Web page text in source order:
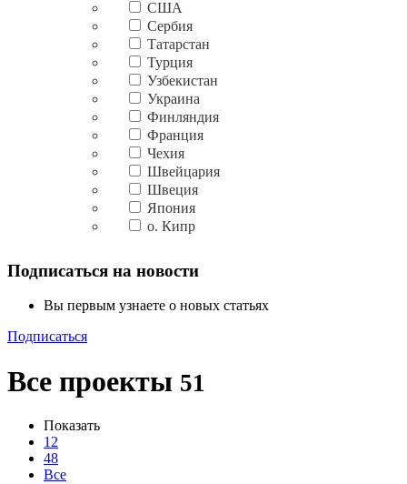
США
Сербия
Татарстан
Турция
Узбекистан
Украина
Финляндия
Франция
Чехия
Швейцария
Швеция
Япония
о. Кипр
Подписаться на новости
Вы первым узнаете о новых статьях
Подписаться
Все проекты 51
Показать
12
48
Все